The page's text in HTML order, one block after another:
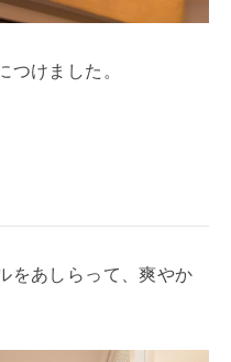
つけました。
をあしらって、爽やか